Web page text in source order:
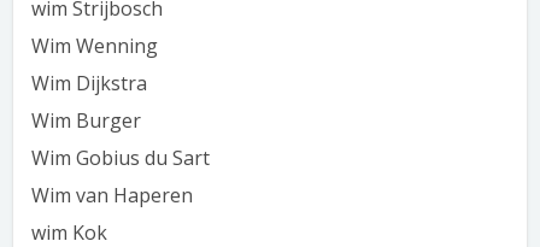
wim Strijbosch
Wim Wenning
Wim Dijkstra
Wim Burger
Wim Gobius du Sart
Wim van Haperen
wim Kok